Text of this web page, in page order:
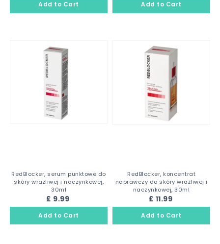
RedBlocker, serum punktowe do
skóry wrażliwej i naczynkowej,
30ml
£ 9.99
RedBlocker, koncentrat
naprawczy do skóry wrażliwej i
naczynkowej, 30ml
£ 11.99